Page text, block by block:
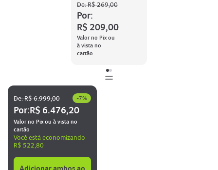
8000 DPI
De:R$ 269,00
Por:
R$ 209,00
Valor no Pix ou
à vista no
cartão
De:R$ 6.999,00 -7%
Por:R$ 6.476,20
Valor no Pix ou à vista no
cartão
Você está economizando
R$ 522,80